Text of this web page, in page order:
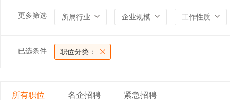
更多筛选 所属行业 企业规模 工作性质
已选条件 职位分类：
所有职位 名企招聘 紧急招聘